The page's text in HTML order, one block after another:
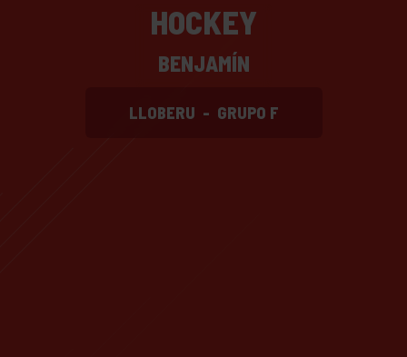
HOCKEY
BENJAMÍN
LLOBERU - GRUPO F